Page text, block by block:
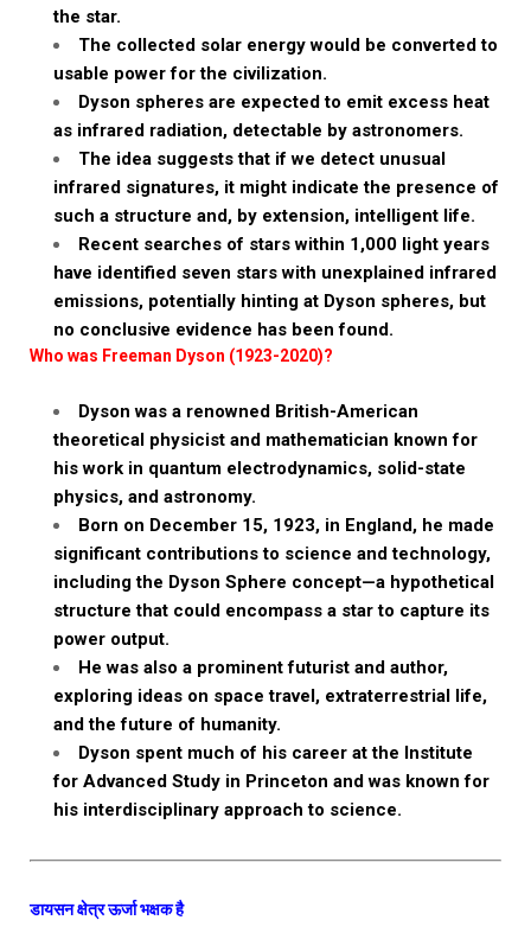
the star.
The collected solar energy would be converted to
usable power for the civilization.
Dyson spheres are expected to emit excess heat
as infrared radiation, detectable by astronomers.
The idea suggests that if we detect unusual
infrared signatures, it might indicate the presence of
such a structure and, by extension, intelligent life.
Recent searches of stars within 1,000 light years
have identified seven stars with unexplained infrared
emissions, potentially hinting at Dyson spheres, but
no conclusive evidence has been found.
Who was Freeman Dyson (1923-2020)?
Dyson was a renowned British-American
theoretical physicist and mathematician known for
his work in quantum electrodynamics, solid-state
physics, and astronomy.
Born on December 15, 1923, in England, he made
significant contributions to science and technology,
including the Dyson Sphere concept—a hypothetical
structure that could encompass a star to capture its
power output.
He was also a prominent futurist and author,
exploring ideas on space travel, extraterrestrial life,
and the future of humanity.
Dyson spent much of his career at the Institute
for Advanced Study in Princeton and was known for
his interdisciplinary approach to science.
डायसन क्षेत्र ऊर्जा भक्षक है